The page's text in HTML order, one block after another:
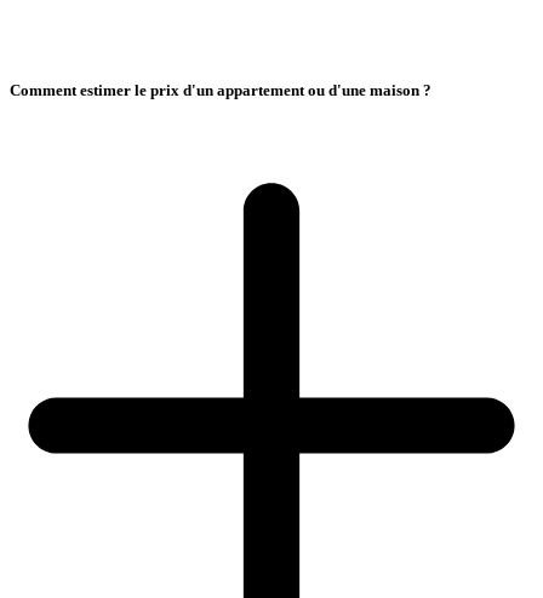
Comment estimer le prix d'un appartement ou d'une maison ?